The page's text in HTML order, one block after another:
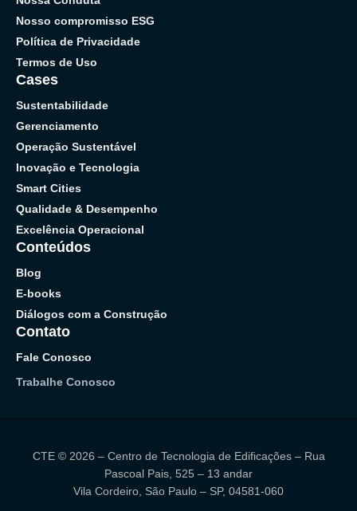
Nosso compromisso ESG
Política de Privacidade
Termos de Uso
Cases
Sustentabilidade
Gerenciamento
Operação Sustentável
Inovação e Tecnologia
Smart Cities
Qualidade & Desempenho
Excelência Operacional
Conteúdos
Blog
E-books
Diálogos com a Construção
Contato
Fale Conosco
Trabalhe Conosco
CTE © 2026 – Centro de Tecnologia de Edificações – Rua
Pascoal Pais, 525 – 13 andar
Vila Cordeiro, São Paulo – SP, 04581-060